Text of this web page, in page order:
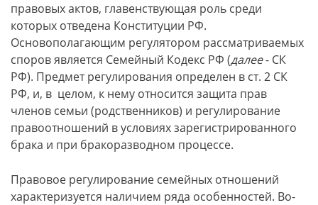
правовых актов, главенствующая роль среди
которых отведена Конституции РФ.
Основополагающим регулятором рассматриваемых
споров является Семейный Кодекс РФ (далее- СК
РФ). Предмет регулирования определен в ст. 2 СК
РФ, и, в целом, к нему относится защита прав
членов семьи (родственников) и регулирование
правоотношений в условиях зарегистрированного
брака и при бракоразводном процессе.
Правовое регулирование семейных отношений
характеризуется наличием ряда особенностей. Во-